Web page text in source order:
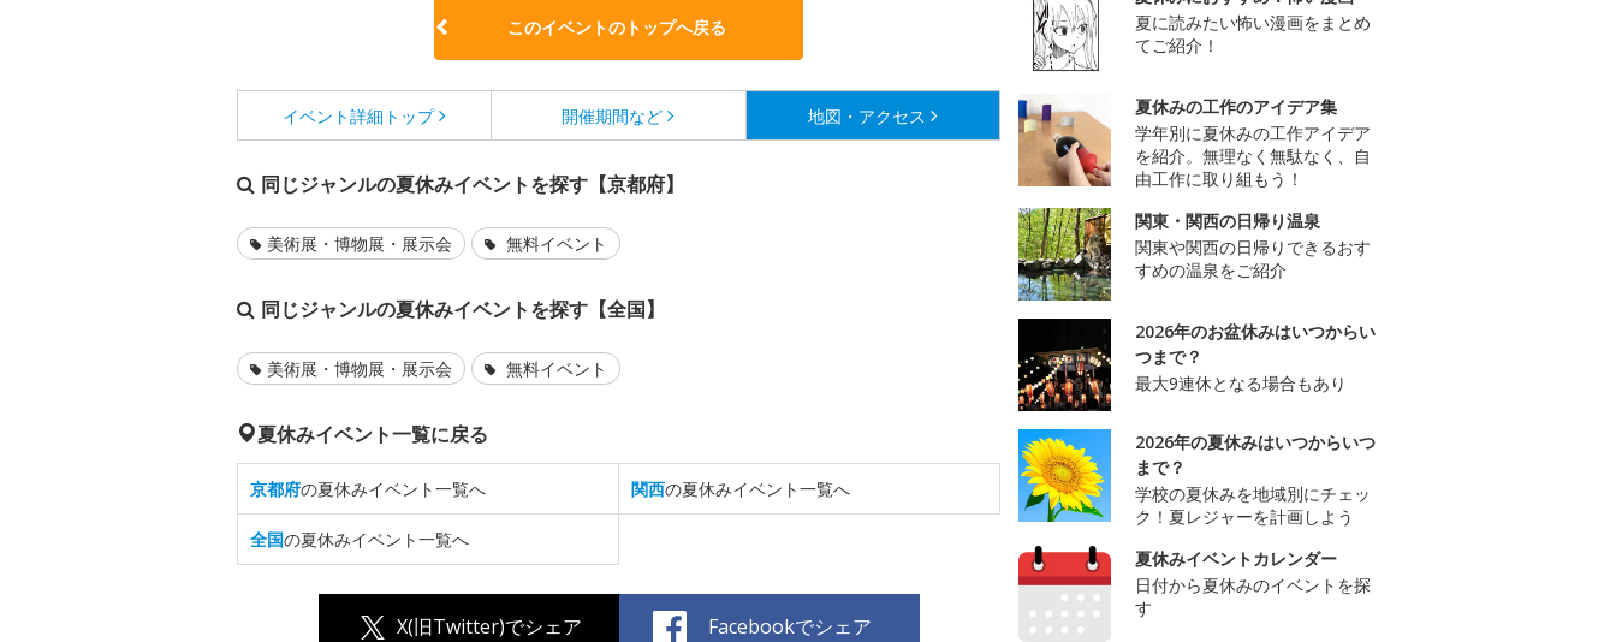
このイベントのトップへ戻る
イベント詳細 トップ 開催期間など 地図・アクセス
同じジャンルの夏休みイベントを探す【京都府】
美術展・博物展・展示会 無料イベント
同じジャンルの夏休みイベントを探す【全国】
美術展・博物展・展示会 無料イベント
夏休みイベント一覧に戻る
京都府の夏休みイベント一覧へ 関西の夏休みイベント一覧へ
全国の夏休みイベント一覧へ
X(旧Twitter)でシェア Facebookでシェア
夏に読みたい怖い漫画をまとめ
てご紹介！
夏休みの工作のアイデア集
学年別に夏休みの工作アイデア
を紹介。無理なく無駄なく、自
由工作に取り組もう！
関東・関西の日帰り温泉
関東や関西の日帰りできるおす
すめの温泉をご紹介
2026年のお盆休みはいつからい
つまで？
最大9連休となる場合もあり
2026年の夏休みはいつからいつ
まで？
学校の夏休みを地域別にチェッ
ク！夏レジャーを計画しよう
夏休みイベントカレンダー
日付から夏休みのイベントを探
す